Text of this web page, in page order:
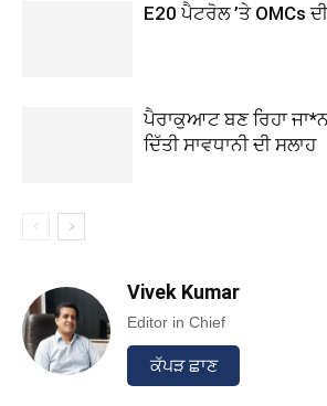
E20 ਪੈਟਰੋਲ ’ਤੇ OMCs
ਪੈਰਾਕੁਆਟ ਬਣ ਰਿਹਾ
ਦਿੱਤੀ ਸਾਵਧਾਨੀ ਦੀ ਸਲਾਹ
Vivek Kumar
Editor in Chief
ਕੱਪੜ ਛਾਣ